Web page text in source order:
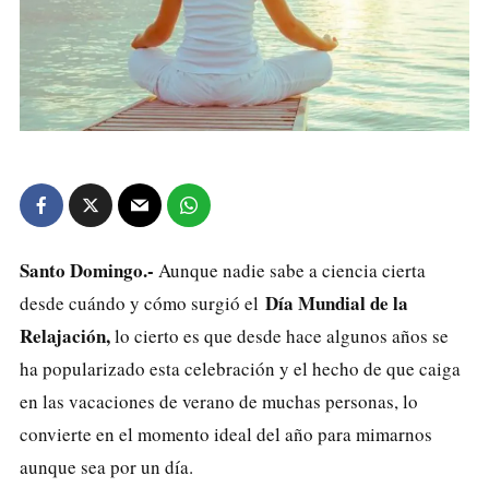
Santo Domingo.- Aunque nadie sabe a ciencia cierta
desde cuándo y cómo surgió el Día Mundial de la
Relajación,lo cierto es que desde hace algunos años se
ha popularizado esta celebración y el hecho de que caiga
en las vacaciones de verano de muchas personas, lo
convierte en el momento ideal del año para mimarnos
aunque sea por un día.